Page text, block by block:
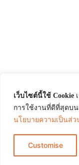
เว็บไซต์นี้ใช้ Cookie
การใช้งานที่ดีที่สุดบน
นโยบายความเป็นส่ว
Customise